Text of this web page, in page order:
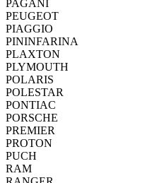
PAGANI
PEUGEOT
PIAGGIO
PININFARINA
PLAXTON
PLYMOUTH
POLARIS
POLESTAR
PONTIAC
PORSCHE
PREMIER
PROTON
PUCH
RAM